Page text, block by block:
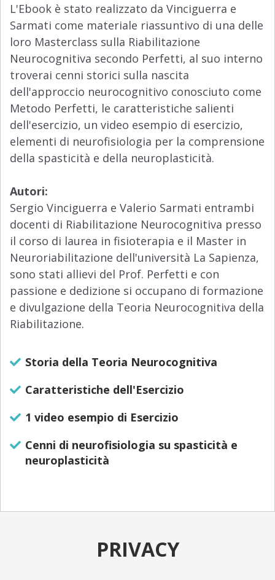
L'Ebook è stato realizzato da Vinciguerra e
Sarmati come materiale riassuntivo di una delle
loro Masterclass sulla Riabilitazione
Neurocognitiva secondo Perfetti, al suo interno
troverai cenni storici sulla nascita
dell'approccio neurocognitivo conosciuto come
Metodo Perfetti, le caratteristiche salienti
dell'esercizio, un video esempio di esercizio,
elementi di neurofisiologia per la comprensione
della spasticità e della neuroplasticità.
Autori:
Sergio Vinciguerra e Valerio Sarmati entrambi
docenti di Riabilitazione Neurocognitiva presso
il corso di laurea in fisioterapia e il Master in
Neuroriabilitazione dell'università La Sapienza,
sono stati allievi del Prof. Perfetti e con
passione e dedizione si occupano di formazione
e divulgazione della Teoria Neurocognitiva della
Riabilitazione.
Storia della Teoria Neurocognitiva
Caratteristiche dell'Esercizio
1 video esempio di Esercizio
Cenni di neurofisiologia su spasticità e
neuroplasticità
PRIVACY